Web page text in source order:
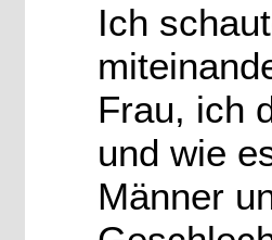
Ich
Frau, ich
und wie
Männer